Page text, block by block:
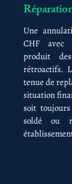
Une
CHF avec
produit
rétroactifs.
tenue de
situation
soit
soldé ou